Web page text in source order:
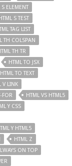
S ELEMENT
S TEST
TAG LIST
TH COLSPAN
TH TR
HTML TO JSX
HTML TO TEXT
V LINK
FOR
HTML VS HTML5
Y CSS
Y HTML5
HTML Z
ON TOP